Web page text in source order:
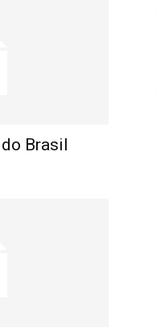
Brasil